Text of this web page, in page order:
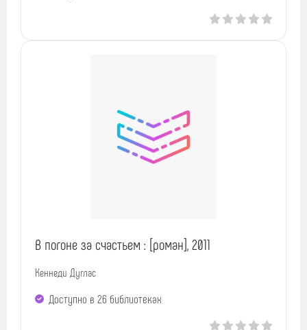
В погоне за счастьем : [роман], 2011
Кеннеди Дуглас
Доступно в 26 библиотеках